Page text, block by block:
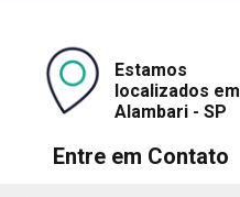
Entre em Contato
Estamos
localizados em
Alambari - SP